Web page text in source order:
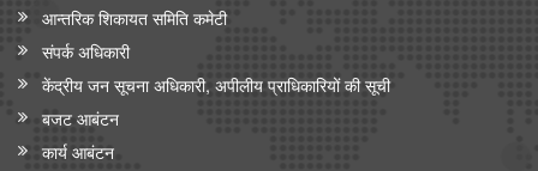
आन्‍तरिक शिकायत समिति कमेटी
संपर्क अधिकारी
केंद्रीय जन सूचना अधिकारी, अपीलीय प्राधिकारियों की सूची
बजट आबंटन
कार्य आबंटन